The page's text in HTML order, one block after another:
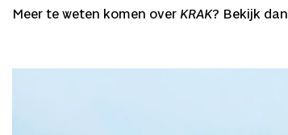
Meer te weten komen over KRAK? Bekijk dan